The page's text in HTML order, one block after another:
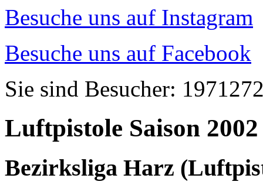
Besuche uns auf Instagram
Besuche uns auf Facebook
Sie sind Besucher:
Luftpistole Saison 2002
Bezirksliga Harz